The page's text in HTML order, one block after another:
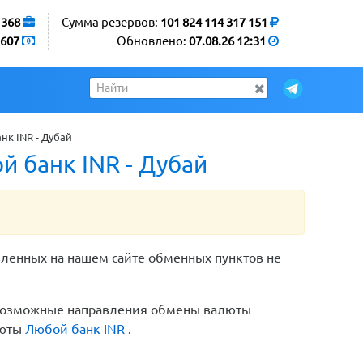
Сумма резервов: 101 824 114 317 151
Обновлено: 07.08.26 12:31
607
INR - Дубай
банк INR - Дубай
на нашем сайте обменных пунктов не
направления обмены валюты
Любой банк INR .